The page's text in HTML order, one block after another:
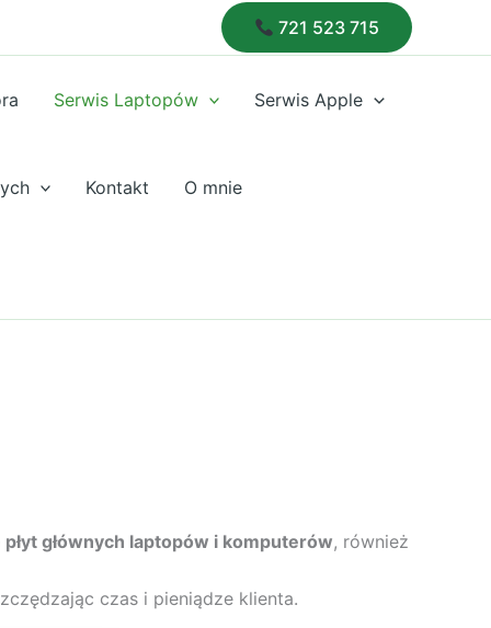
721 523 715
Serwis Laptopów Serwis Apple
Kontakt O mnie
głównych laptopów i komputerów, również
czas i pieniądze klienta.